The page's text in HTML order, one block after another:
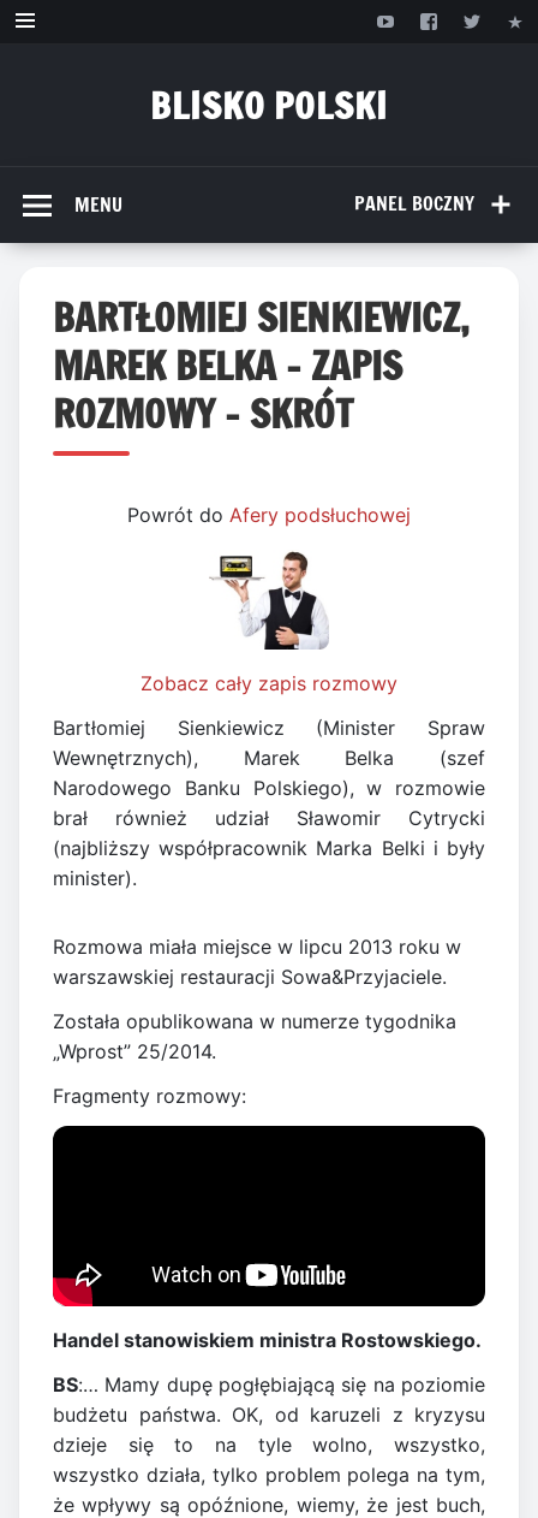
Przejdź
BLISKO POLSKI
PANEL BOCZNY
MENU
BARTŁOMIEJ SIENKIEWICZ,
MAREK BELKA – ZAPIS
ROZMOWY – SKRÓT
Powrót do Afery podsłuchowej
Zobacz cały zapis rozmowy
Bartłomiej Sienkiewicz (Minister Spraw
Wewnętrznych), Marek Belka (szef
Narodowego Banku Polskiego), w rozmowie
brał również udział Sławomir Cytrycki
(najbliższy współpracownik Marka Belki i były
minister).
Rozmowa miała miejsce w lipcu 2013 roku w
warszawskiej restauracji Sowa&Przyjaciele.
Została opublikowana w numerze tygodnika
„Wprost” 25/2014.
Fragmenty rozmowy:
Handel stanowiskiem ministra Rostowskiego.
BS:… Mamy dupę pogłębiającą się na poziomie
budżetu państwa. OK, od karuzeli z kryzysu
dzieje się to na tyle wolno, wszystko,
wszystko działa, tylko problem polega na tym,
że wpływy są opóźnione, wiemy, że jest buch,